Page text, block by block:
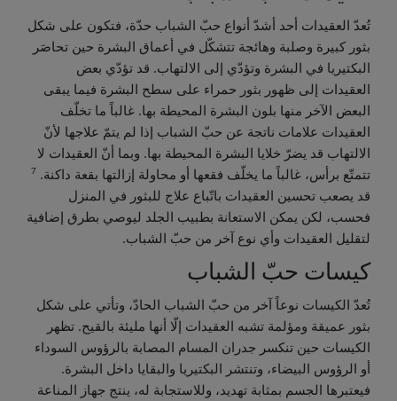
تُعدّ العقيدات أحد أشدّ أنواع حبّ الشباب حدّة، فتكون على شكل
بثور كبيرة وصلبة وهائجة تتشكّل في أعماق البشرة حين تحاصَر
البكتيريا في البشرة وتؤدّي إلى الالتهاب. قد تؤدّي بعض
العقيدات إلى ظهور بثور حمراء على سطح البشرة فيما يبقى
البعض الآخر منها بلون البشرة المحيطة بها. غالباً ما تخلّف
العقيدات علامات ناتجة عن حبّ الشباب إذا لم يتمّ علاجها لأنّ
الالتهاب قد يضرّ خلايا البشرة المحيطة بها. وبما أنّ العقيدات لا
تتمتّع برأس، غالباً ما يخلّف فقعها أو محاولة إزالتها بقعة داكنة. 7
قد يصعب تحسين العقيدات باتّباع علاج للبثور في المنزل
فحسب، لكن يمكن الاستعانة بطبيب الجلد ليوصي بطرق إضافية
لتقليل العقيدات وأي نوع آخر من حبّ الشباب.
كيسات حبّ الشباب
تُعدّ الكيسات نوعاً آخر من حبّ الشباب الحادّ، وتأتي على شكل
بثور عميقة ومؤلمة تشبه العقيدات إلّا أنها مليئة بالقيح. تظهر
الكيسات حين تنكسر جدران المسام المصابة بالرؤوس السوداء
أو الرؤوس البيضاء، وتنتشر البكتيريا والبقايا داخل البشرة.
فيعتبرها الجسم بمثابة تهديد، وللاستجابة له، ينتج جهاز المناعة